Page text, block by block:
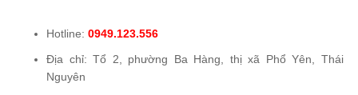
Hotline: 0949.123.556
Địa chỉ: Tổ 2, phường Ba Hàng, thị xã Phổ Yên, Thái
Nguyên